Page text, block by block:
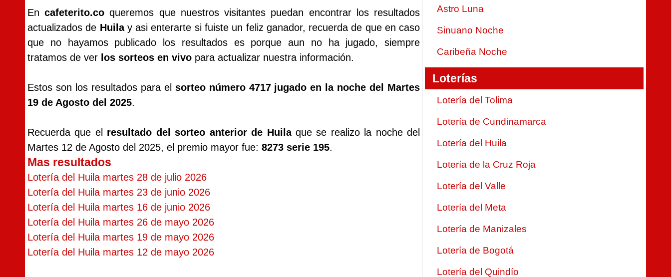
Encafeterito.co queremos que nuestros visitantes puedan encontrar los resultados
actualizados de Huilay asi enterarte si fuiste un feliz ganador, recuerda de que en caso
que no hayamos publicado los resultados es porque aun no ha jugado, siempre
tratamos de ver los sorteos en vivo para actualizar nuestra información.
Estos son los resultados para el sorteo número 4717 jugado en la noche del Martes
19 de Agosto del 2025.
Recuerda que el resultado del sorteo anterior de Huilaque se realizo la noche del
Martes 12 de Agosto del 2025, el premio mayor fue: 8273 serie 195.
Mas resultados
Lotería del Huila martes 28 de julio 2026
Lotería del Huila martes 23 de junio 2026
Lotería del Huila martes 16 de junio 2026
Lotería del Huila martes 26 de mayo 2026
Lotería del Huila martes 19 de mayo 2026
Lotería del Huila martes 12 de mayo 2026
Astro Luna
Sinuano Noche
Caribeña Noche
Loterías
Lotería del Tolima
Lotería de Cundinamarca
Lotería del Huila
Lotería de la Cruz Roja
Lotería del Valle
Lotería del Meta
Lotería de Manizales
Lotería de Bogotá
Lotería del Quindío